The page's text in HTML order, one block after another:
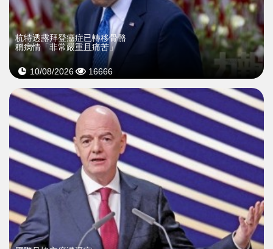
杭特透露拜登癌症已轉移骨骼
稱病情「非常嚴重且痛苦」
10/08/2026 16666